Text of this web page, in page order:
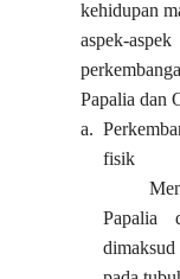
kehidupan
aspek-
Papalia dan
a.
fisik
Papalia
dimaksud